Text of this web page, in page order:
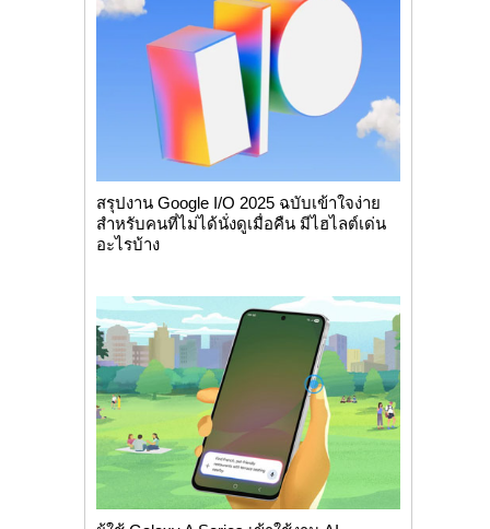
สรุปงาน Google I/O 2025 ฉบับเข้าใจง่าย
สำหรับคนที่ไม่ได้นั่งดูเมื่อคืน มีไฮไลต์เด่น
อะไรบ้าง